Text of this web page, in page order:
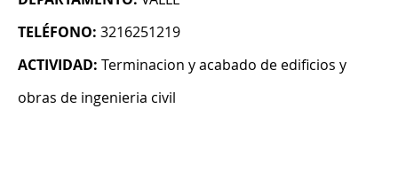
TELÉFONO: 3216251219
ACTIVIDAD: Terminacion y acabado de edificios y
obras de ingenieria civil